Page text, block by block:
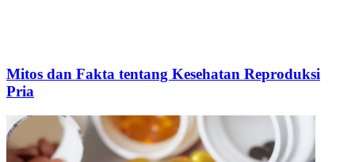
Mitos dan Fakta tentang Kesehatan Reproduksi
Pria